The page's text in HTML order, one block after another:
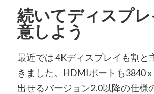
続いてディスプレ
意しよう
最近では 4Kディスプレイも割と
きました。HDMIポートも3840 x
出せるバージョン2.0以降の仕様